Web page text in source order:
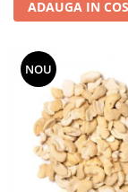
ADAUGA IN COS
NOU